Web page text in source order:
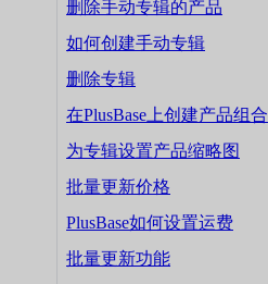
删除手动专辑的产品
如何创建手动专辑
删除专辑
在PlusBase上创建产品组合
为专辑设置产品缩略图
批量更新价格
PlusBase如何设置运费
批量更新功能